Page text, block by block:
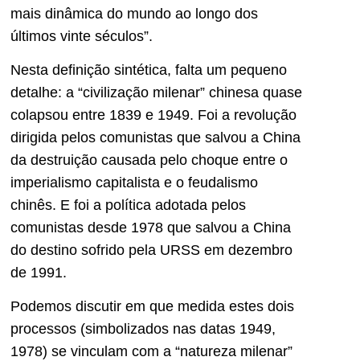
mais dinâmica do mundo ao longo dos
últimos vinte séculos”.
Nesta definição sintética, falta um pequeno
detalhe: a “civilização milenar” chinesa quase
colapsou entre 1839 e 1949. Foi a revolução
dirigida pelos comunistas que salvou a China
da destruição causada pelo choque entre o
imperialismo capitalista e o feudalismo
chinês. E foi a política adotada pelos
comunistas desde 1978 que salvou a China
do destino sofrido pela URSS em dezembro
de 1991.
Podemos discutir em que medida estes dois
processos (simbolizados nas datas 1949,
1978) se vinculam com a “natureza milenar”